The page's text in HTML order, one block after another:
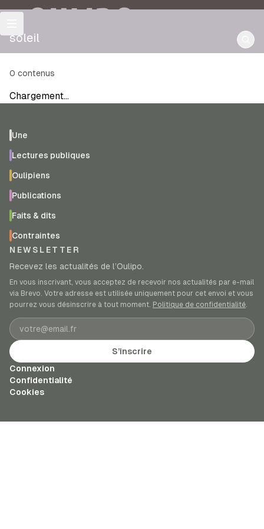
OULIPO
soleil
0 contenus
Chargement…
Une
Lectures publiques
Oulipiens
Publications
Faits & dits
Contraintes
NEWSLETTER
Recevez les actualités de l’Oulipo.
En vous inscrivant, vous acceptez de recevoir nos actualités par e-mail
via Brevo. Votre adresse est utilisée uniquement pour cet envoi et vous
pourrez vous désinscrire à tout moment. Politique de confidentialité.
Adresse e-mail
S’inscrire
Connexion
Confidentialité
Cookies